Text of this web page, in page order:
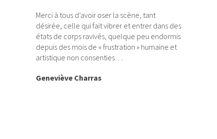
Merci à tous d’avoir oser la scène, tant
désirée, celle qui fait vibrer et entrer dans des
états de corps ravivés, quelque peu endormis
depuis des mois de « frustration » humaine et
artistique non consenties…
Geneviève Charras